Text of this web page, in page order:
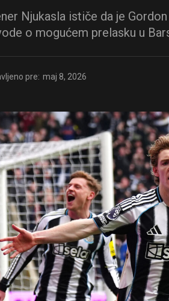
Njukasla ističe da je
o mogućem prelasku u
pre: maj 8, 2026